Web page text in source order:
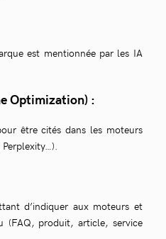
est mentionnée par les IA
Optimization) :
être cités dans les moteurs
d’indiquer aux moteurs et
produit, article, service